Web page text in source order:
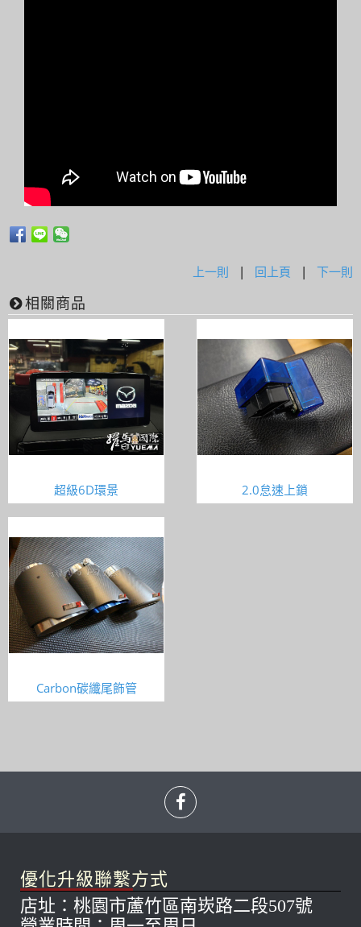
上一則 | 回上頁 | 下一則
相關商品
超級6D環景 2.0怠速上鎖
Carbon碳纖尾飾管
優化升級聯繫方式
店址：桃園市蘆竹區南崁路二段507號